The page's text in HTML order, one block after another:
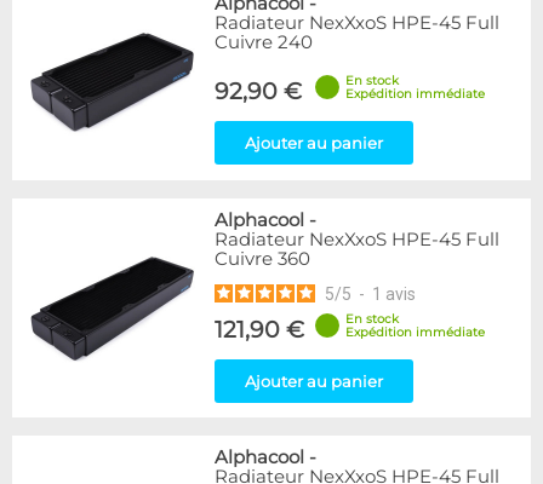
Radiateur NexXxoS HPE-45 Full
Cuivre 240
92,90 €
En stock
Expédition immédiate
Ajouter au panier
Alphacool -
Radiateur NexXxoS HPE-45 Full
Cuivre 360
5/5 - 1 avis
121,90 €
En stock
Expédition immédiate
Ajouter au panier
Alphacool -
Radiateur NexXxoS HPE-45 Full